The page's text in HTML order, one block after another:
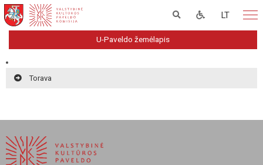
LT
U-Paveldo žemėlapis
Torava